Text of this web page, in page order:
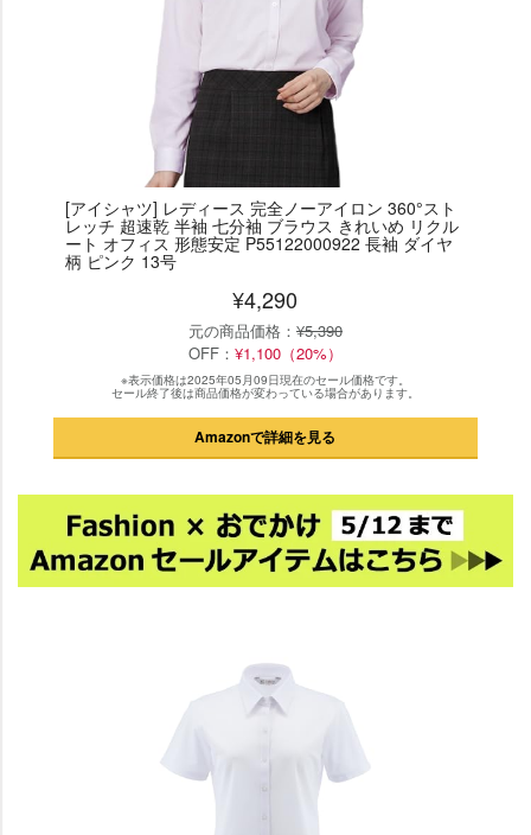
[アイシャツ] レディース 完全ノーアイロン 360°スト
レッチ 超速乾 半袖 七分袖 ブラウス きれいめ リクル
ート オフィス 形態安定 P55122000922 長袖 ダイヤ
柄 ピンク 13号
¥4,290
元の商品価格： ¥5,390
OFF： ¥1,100（20%）
※表示価格は2025年05月09日現在のセール価格です。
セール終了後は商品価格が変わっている場合があります。
Amazonで詳細を見る